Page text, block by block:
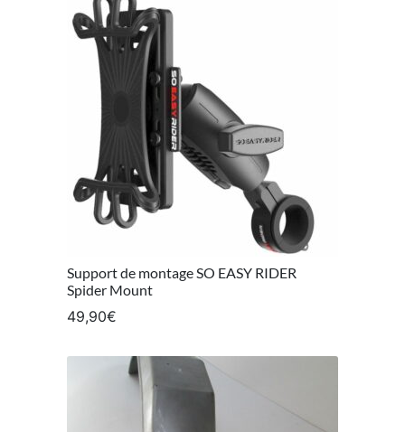
Support de montage SO EASY RIDER
Spider Mount
49,90€